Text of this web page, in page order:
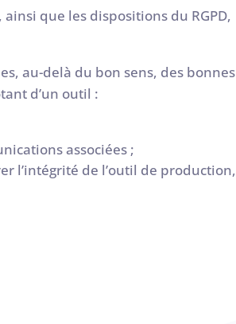
que les dispositions du RGPD,
au-delà du bon sens, des bonnes
d’un outil :
associées ;
l’intégrité de l’outil de production,